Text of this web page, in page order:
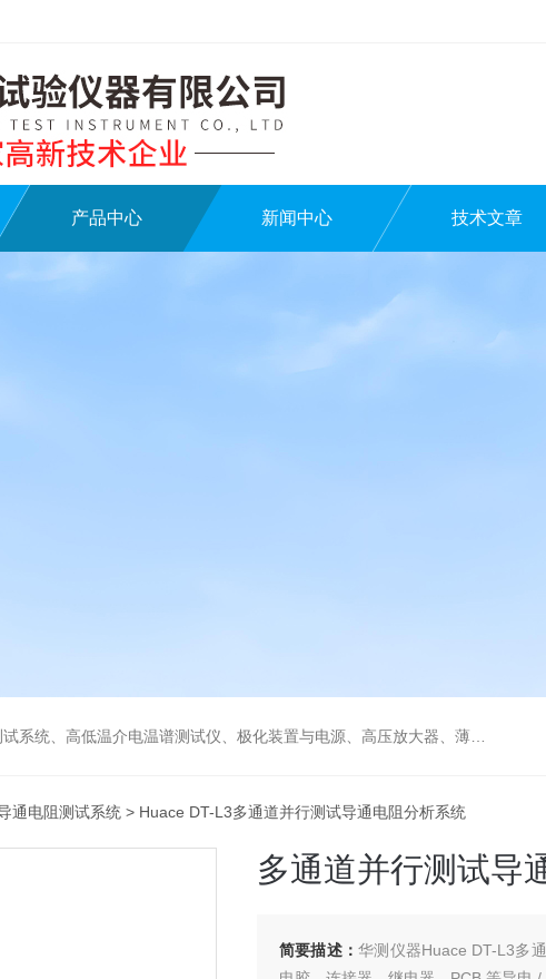
产品中心 新闻中心 技术文章
薄膜极化、高低温冷热台、铁电压电热释电测试仪、绝缘材料电学性能综合测试平台、电击穿强度试验仪、耐电弧试验仪、高压漏电起痕测试仪、储能材料电学测控系统。
通电阻测试系统 > Huace DT-L3多通道并行测试导通电阻分析系统
多通道并行测试导
简要描述：华测仪器Huace DT-L3多